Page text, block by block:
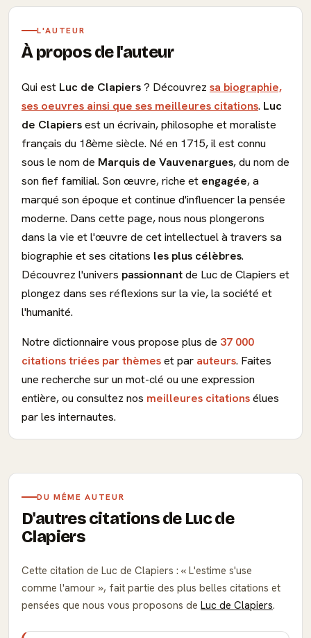
L'AUTEUR
À propos de l'auteur
Qui est Luc de Clapiers? Découvrez sa biographie,
ses oeuvres ainsi que ses meilleures citations. Luc
de Clapiersest un écrivain, philosophe et moraliste
français du 18ème siècle. Né en 1715, il est connu
sous le nom de Marquis de Vauvenargues, du nom de
son fief familial. Son œuvre, riche et engagée, a
marqué son époque et continue d'influencer la pensée
moderne. Dans cette page, nous nous plongerons
dans la vie et l'œuvre de cet intellectuel à travers sa
biographie et ses citations les plus célèbres.
Découvrez l'univers passionnantde Luc de Clapiers et
plongez dans ses réflexions sur la vie, la société et
l'humanité.
Notre dictionnaire vous propose plus de 37 000
citations triées par thèmeset par auteurs. Faites
une recherche sur un mot-clé ou une expression
entière, ou consultez nos meilleures citationsélues
par les internautes.
DU MÊME AUTEUR
D'autres citations de Luc de
Clapiers
Cette citation de Luc de Clapiers :
L'estime s'use
comme l'amour , fait partie des plus belles citations et
pensées que nous vous proposons de Luc de Clapiers.